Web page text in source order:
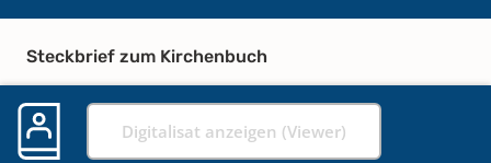
Steckbrief zum Kirchenbuch
Digitalisat anzeigen (Viewer)